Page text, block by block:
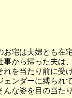
宅は夫婦とも在
から帰った夫は
を当たり前に受
ンダーに縛られ
な姿を目の当た